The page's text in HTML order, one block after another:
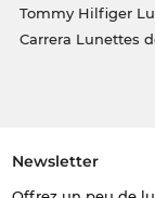
Tommy Hilfiger
Carrera Lunettes
Newsletter